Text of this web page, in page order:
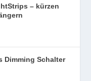
– kürzen
Dimming Schalter